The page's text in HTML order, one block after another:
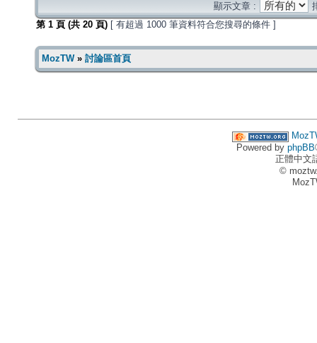
顯示文章 :
第 1 頁 (共 20 頁) [ 有超過 1000 筆資料符合您搜尋的條件 ]
MozTW» 討論區首頁
Powered by phpBB
正體中文
©